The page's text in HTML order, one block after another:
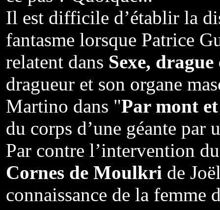
Il est difficile d’établir la
fantasme lorsque Patrice
relatent dans Sexe,
dragueur et son organe
Martino dans "Par mont
du corps d’une géante par
Par contre l’intervention
Cornes de Moulkri de
connaissance de la femme